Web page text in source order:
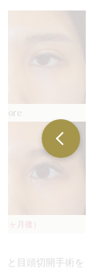
2ヶ月後）
と目頭切開手術を